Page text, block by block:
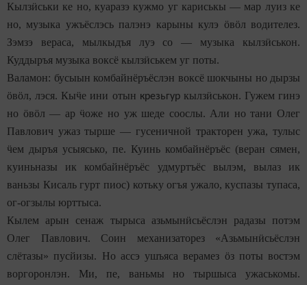
Кылзӥськи ке но, куаразэ кужмо уг кариськы — мар луиз ке
но, музыка ужъёслэсь палэнэ карыны кулэ ӧвӧл водителез.
Зэмзэ вераса, мылкыдъя луэ со — музыка кылзӥськон.
Куддыръя музыка воксё кылзӥськем уг поты.
Валамон: бусыын комбайнёръёслэн воксё шокчыны но дырзы
ӧвӧл, лэся. Кыӵе ини отын крезьгуркылзӥськон. Гужем гинэ
но ӧвӧл — ар ӵоже но уж шеде соослы. Али но тани Олег
Павлович ужаз тырше — гусеничной тракторен ужа, тулыс
ӵем дыръя усыясько, пе. Куинь комбайнёръёс (веран сямен,
куиньназы ик комбайнёръёс удмуртъёс вылэм, вылаз ик
ваньзы Кисаль гурт пиос) котьку огъя ужало, куспазы тупаса,
ог-огзылы юрттыса.
Кылем арын сенаж тырыса азьмынӥсьёслэн радазы потэм
Олег Павлович. Соин механизаторез «Азьмынӥсьёслэн
слётазы» пусйизы. Но ассэ ушъяса верамез ӧз поты востэм
воргоронлэн. Ми, пе, ваньмы но тыршыса ужаськомы.